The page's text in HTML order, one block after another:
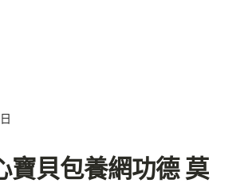
寶貝包養網功德 莫